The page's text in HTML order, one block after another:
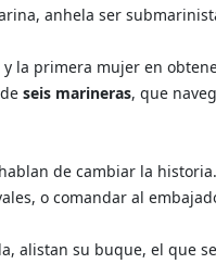
anhela ser
la primera mujer en
seis marineras, que
de cambiar la
o comandar al
alistan su buque, el que